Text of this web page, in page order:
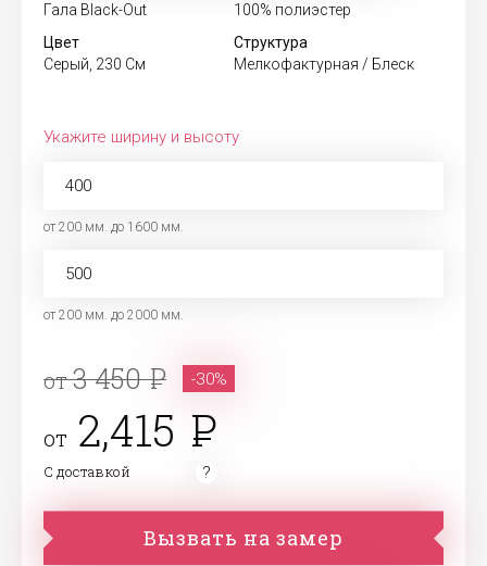
Гала Black-Out
100% полиэстер
Цвет
Серый, 230 См
Структура
Мелкофактурная / Блеск
Укажите ширину и высоту
от 200 мм. до 1600 мм.
от 200 мм. до 2000 мм.
от3 450 -30%
от 2,415
С доставкой
Вызвать на замер